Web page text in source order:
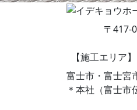
〒417-
【施工エリア】
富士市・富士宮
＊本社（富士市